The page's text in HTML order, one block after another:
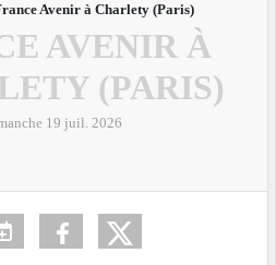
Avenir à Charlety (Paris)
AVENIR À
(PARIS)
19 juil. 2026